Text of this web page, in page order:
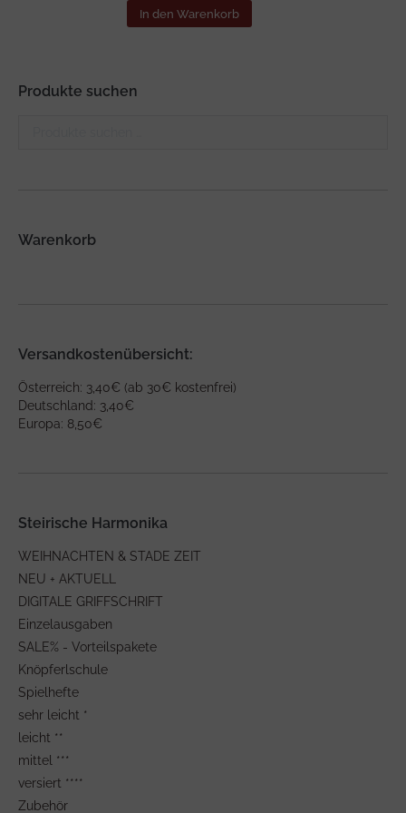
In den Warenkorb
Produkte suchen
Warenkorb
Versandkostenübersicht:
Österreich: 3,40€ (ab 30€ kostenfrei)
Deutschland: 3,40€
Europa: 8,50€
Steirische Harmonika
WEIHNACHTEN & STADE ZEIT
NEU + AKTUELL
DIGITALE GRIFFSCHRIFT
Einzelausgaben
SALE% - Vorteilspakete
Knöpferlschule
Spielhefte
sehr leicht *
leicht **
mittel ***
versiert ****
Zubehör